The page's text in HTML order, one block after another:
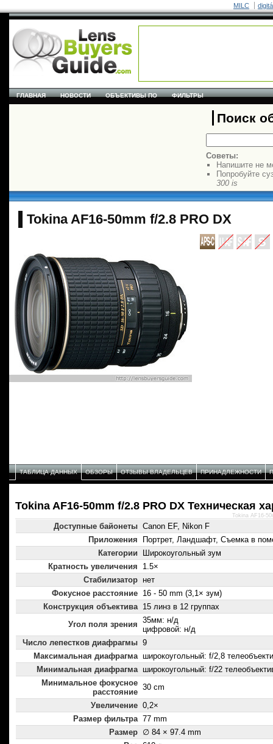
MILC
ГЛАВНАЯ НОВОСТИ ОБЪЕКТИВЫ ПО ФИЛЬТРЫ
Поиск
Советы:
Напишите не
Попробуйте
300 is
Tokina AF16-50mm f/2.8 PRO DX
ТАБЛИЦА ДАННЫХ ОБЗОРЫ ОТЗЫВЫ ВЛАДЕЛЬЦЕВ ПРИНАДЛЕЖНОСТИ
Tokina AF16-50mm f/2.8 PRO DX Техническая
Доступные байонеты Canon EF, Nikon F
Приложения
Портрет, Ландшафт, Съемка в
Категории
Широкоугольный зум
Кратность увеличения
1.5×
Стабилизатор нет
Фокусное расстояние 16 - 50 mm (3,1× зум)
Конструкция объектива 15 линз в 12 группах
Угол поля зрения 35мм: н/д
цифровой: н/д
Число лепестков диафрагмы 9
Максимальная диафрагма широкоугольный: f/2,8
Минимальная диафрагма широкоугольный: f/22
Минимальное фокусное
расстояние
30 cm
Увеличение 0,2×
Размер фильтра 77 mm
Размер ∅ 84 × 97.4 mm
Tokina AF16-